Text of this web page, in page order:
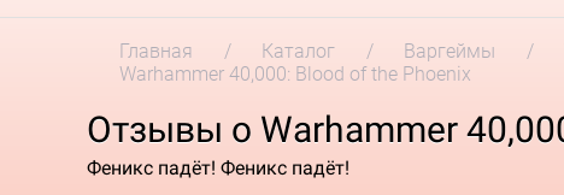
Главная Каталог Варгеймы
Warhammer 40,000: Blood of the Phoenix
Отзывы о Warhammer
Феникс падёт! Феникс падёт!